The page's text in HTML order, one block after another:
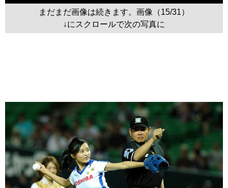
まだまだ画像は続きます。画像（15/31）
↓にスクロールで次の写真に